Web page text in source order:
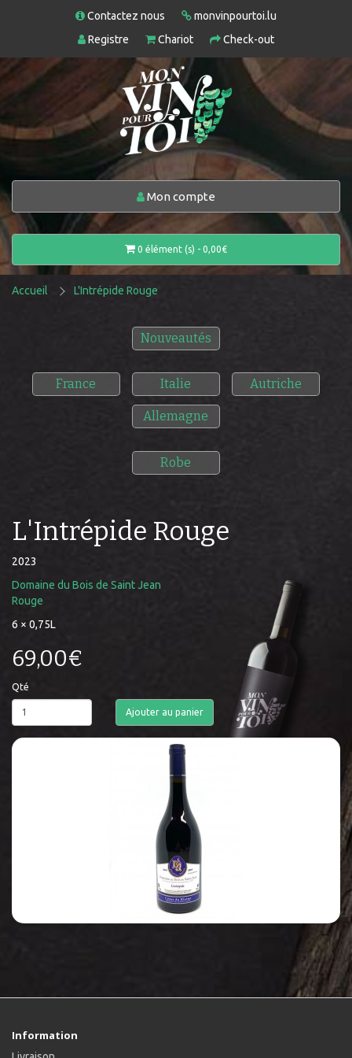
Contactez nous
monvinpourtoi.lu
Registre
Chariot Check-out
Mon compte
0 élément (s) - 0,00€
Accueil L'Intrépide Rouge
Nouveautés
France Italie Autriche
Allemagne
Robe
L'Intrépide Rouge
2023
Domaine du Bois de Saint Jean
Rouge
6 × 0,75L
69,00€
Qté
Ajouter au panier
Information